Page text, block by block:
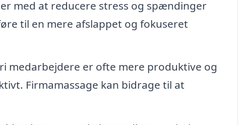
med at reducere stress og spændinger
til en mere afslappet og fokuseret
medarbejdere er ofte mere produktive og
Firmamassage kan bidrage til at